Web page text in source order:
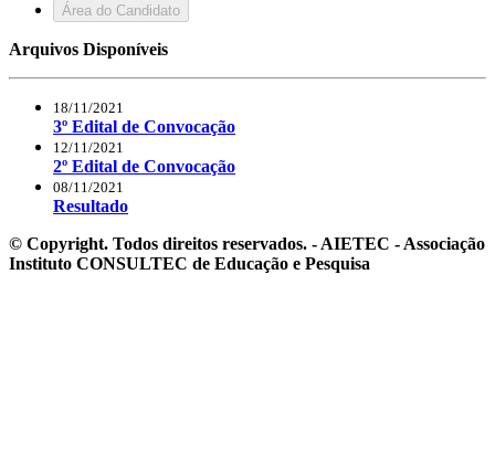
Área do Candidato
Arquivos Disponíveis
18/11/2021
3º Edital de Convocação
12/11/2021
2º Edital de Convocação
08/11/2021
Resultado
© Copyright. Todos direitos reservados. - AIETEC - Associação
Instituto CONSULTEC de Educação e Pesquisa